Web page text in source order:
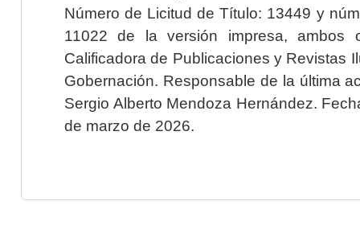
Número de Licitud de Título: 13449 y
11022 de la versión impresa, ambos
Calificadora de Publicaciones y Revistas
Gobernación. Responsable de la última
Sergio Alberto Mendoza Hernández.
de marzo de 2026.